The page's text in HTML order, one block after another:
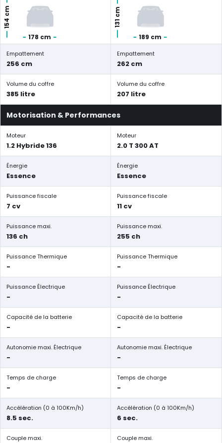
178 cm
154 cm
189 cm
131 cm
Empattement
256 cm
Empattement
262 cm
Volume du coffre
385 litre
Volume du coffre
207 litre
Motorisation & Performances
Moteur
1.2 Hybride 136
Moteur
2.0 T 300 AT
Énergie
Essence
Énergie
Essence
Puissance fiscale
7 cv
Puissance fiscale
11 cv
Puissance maxi.
136 ch
Puissance maxi.
255 ch
Puissance Thermique
-
Puissance Thermique
-
Puissance Électrique
-
Puissance Électrique
-
Capacité de la batterie
-
Capacité de la batterie
-
Autonomie maxi. Électrique
-
Autonomie maxi. Électrique
-
Temps de charge
-
Temps de charge
-
Accélération (0 à 100Km/h)
8.5 sec.
Accélération (0 à 100Km/h)
6 sec.
Couple maxi. Couple maxi.